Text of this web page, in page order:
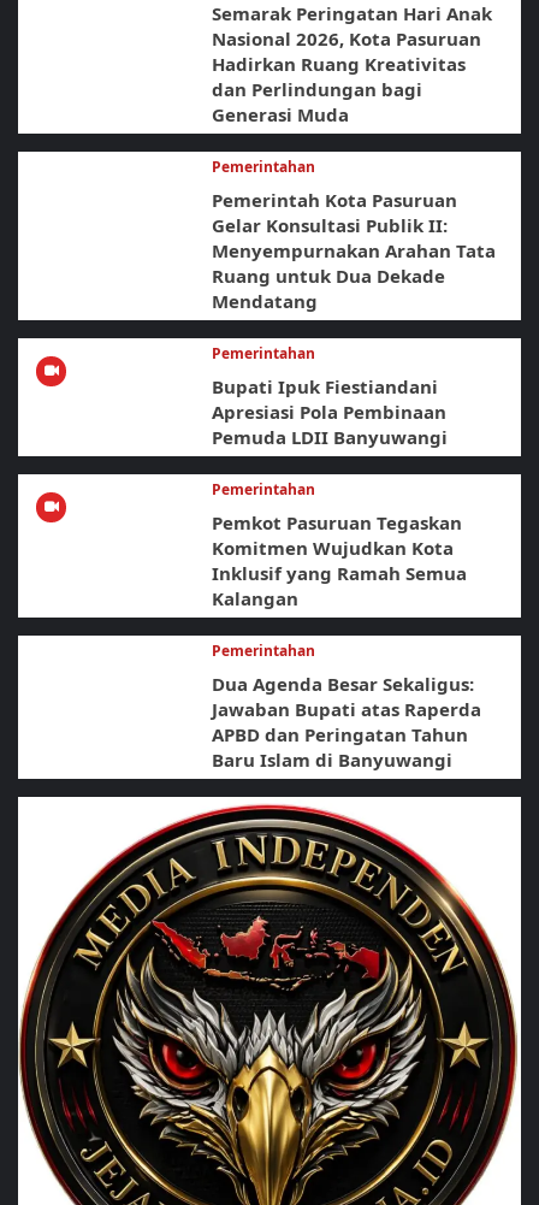
Semarak Peringatan Hari Anak
Nasional 2026, Kota Pasuruan
Hadirkan Ruang Kreativitas
dan Perlindungan bagi
Generasi Muda
Pemerintahan
Pemerintah Kota Pasuruan
Gelar Konsultasi Publik II:
Menyempurnakan Arahan Tata
Ruang untuk Dua Dekade
Mendatang
Pemerintahan
Bupati Ipuk Fiestiandani
Apresiasi Pola Pembinaan
Pemuda LDII Banyuwangi
Pemerintahan
Pemkot Pasuruan Tegaskan
Komitmen Wujudkan Kota
Inklusif yang Ramah Semua
Kalangan
Pemerintahan
Dua Agenda Besar Sekaligus:
Jawaban Bupati atas Raperda
APBD dan Peringatan Tahun
Baru Islam di Banyuwangi